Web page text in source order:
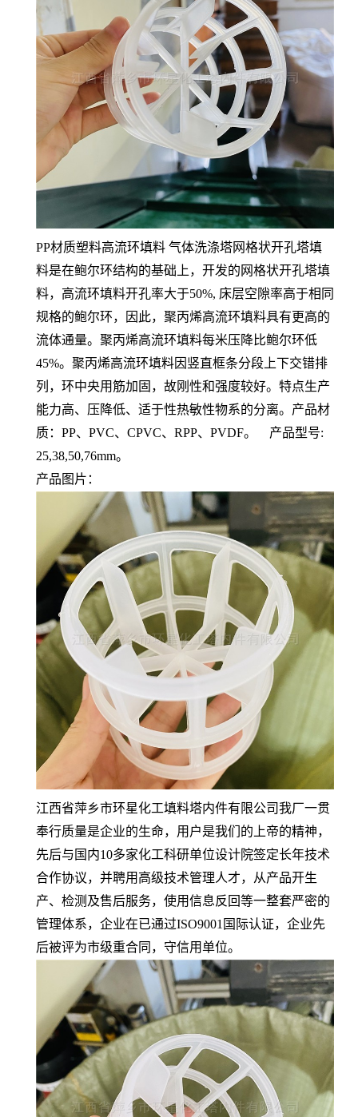
PP材质塑料高流环填料 气体洗涤塔网格状开孔塔填
料是在鲍尔环结构的基础上，开发的网格状开孔塔填
料，高流环填料开孔率大于50%, 床层空隙率高于相同
规格的鲍尔环，因此，聚丙烯高流环填料具有更高的
流体通量。聚丙烯高流环填料每米压降比鲍尔环低
45%。聚丙烯高流环填料因竖直框条分段上下交错排
列，环中央用筋加固，故刚性和强度较好。特点生产
能力高、压降低、适于性热敏性物系的分离。产品材
质：PP、PVC、CPVC、RPP、PVDF。 产品型号:
25,38,50,76mm。
产品图片：
江西省萍乡市环星化工填料塔内件有限公司我厂一贯
奉行质量是企业的生命，用户是我们的上帝的精神，
先后与国内10多家化工科研单位设计院签定长年技术
合作协议，并聘用高级技术管理人才，从产品开生
产、检测及售后服务，使用信息反回等一整套严密的
管理体系，企业在已通过ISO9001国际认证，企业先
后被评为市级重合同，守信用单位。